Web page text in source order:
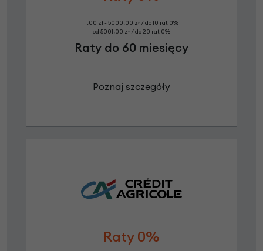
1,00 zł - 5000,00 zł / do 10 rat 0%
od 5001,00 zł / do 20 rat 0%
Raty do 60 miesięcy
Poznaj szczegóły
Raty 0%